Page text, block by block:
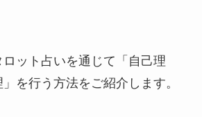
ット占いを通じて「自己理
を行う方法をご紹介します。